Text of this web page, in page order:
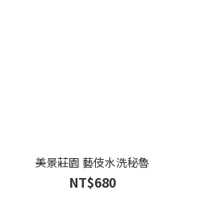
美景莊園 藝伎水洗秘魯
NT$680